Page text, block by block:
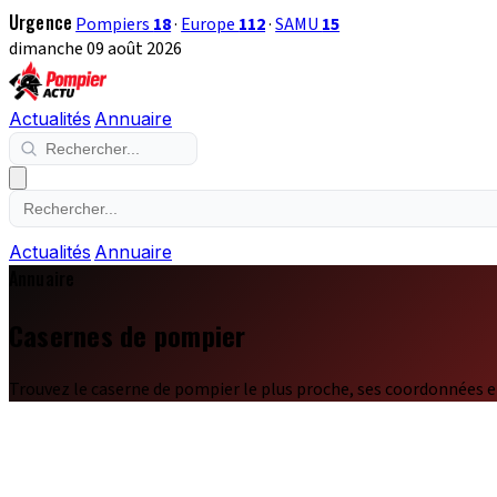
Urgence Pompiers 18· Europe 112·SAMU 15
dimanche 09 août 2026
Actualités Annuaire
Actualités Annuaire
Casernes de pompier
Trouvez le caserne de pompier le plus proche, ses